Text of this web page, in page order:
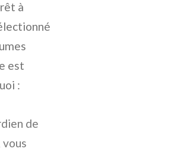
à
est
:
de